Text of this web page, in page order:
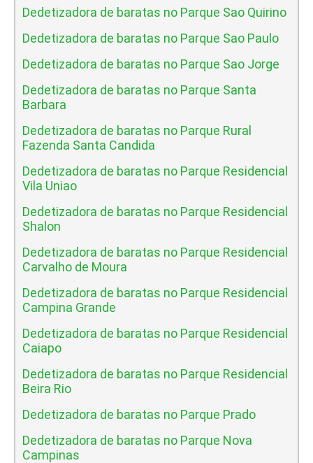
Dedetizadora de baratas no Parque Sao Quirino
Dedetizadora de baratas no Parque Sao Paulo
Dedetizadora de baratas no Parque Sao Jorge
Dedetizadora de baratas no Parque Santa
Barbara
Dedetizadora de baratas no Parque Rural
Fazenda Santa Candida
Dedetizadora de baratas no Parque Residencial
Vila Uniao
Dedetizadora de baratas no Parque Residencial
Shalon
Dedetizadora de baratas no Parque Residencial
Carvalho de Moura
Dedetizadora de baratas no Parque Residencial
Campina Grande
Dedetizadora de baratas no Parque Residencial
Caiapo
Dedetizadora de baratas no Parque Residencial
Beira Rio
Dedetizadora de baratas no Parque Prado
Dedetizadora de baratas no Parque Nova
Campinas